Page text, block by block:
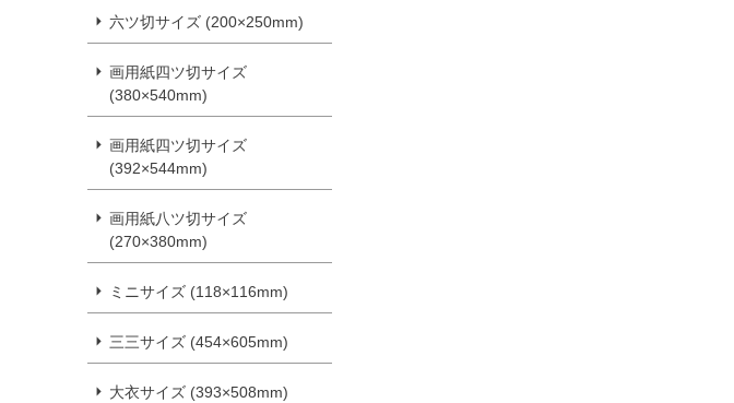
六ツ切サイズ (200×250mm)
画用紙四ツ切サイズ
(380×540mm)
画用紙四ツ切サイズ
(392×544mm)
画用紙八ツ切サイズ
(270×380mm)
ミニサイズ (118×116mm)
三三サイズ (454×605mm)
大衣サイズ (393×508mm)